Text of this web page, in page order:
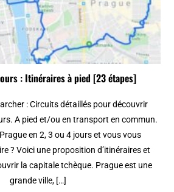
: Itinéraires à pied [23 étapes]
: Circuits détaillés pour découvrir
A pied et/ou en transport en commun.
en 2, 3 ou 4 jours et vous vous
? Voici une proposition d’itinéraires et
la capitale tchèque. Prague est une
grande ville, […]